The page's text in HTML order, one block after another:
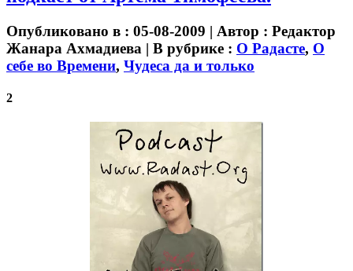
Опубликовано в : 05-08-2009 | Автор : Редактор
Жанара Ахмадиева | В рубрике : О Радасте, О
себе во Времени, Чудеса да и только
2